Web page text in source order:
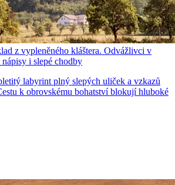
z vypleněného kláštera. Odvážlivci v
i slepé chodby
labyrint plný slepých uliček a vzkazů
k obrovskému bohatství blokují hluboké